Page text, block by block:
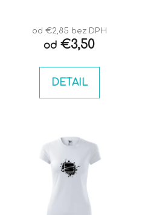
od €2,85 bez DPH
od €3,50
DETAIL